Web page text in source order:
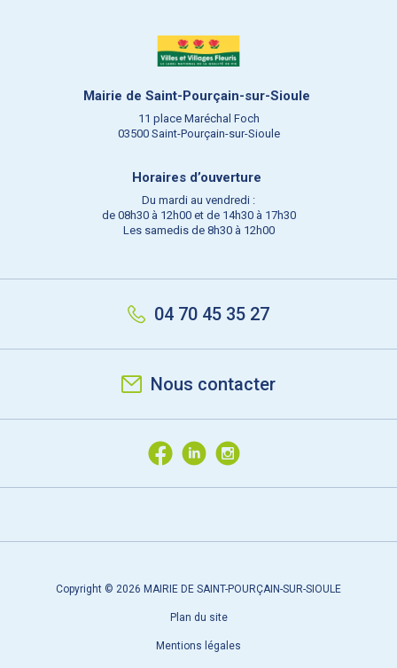
Mairie de Saint-Pourçain-sur-Sioule
11 place Maréchal Foch
03500 Saint-Pourçain-sur-Sioule
Horaires d’ouverture
Du mardi au vendredi :
de 08h30 à 12h00 et de 14h30 à 17h30
Les samedis de 8h30 à 12h00
04 70 45 35 27
Nous contacter
Copyright © 2026 MAIRIE DE SAINT-POURÇAIN-SUR-SIOULE
Plan du site
Mentions légales